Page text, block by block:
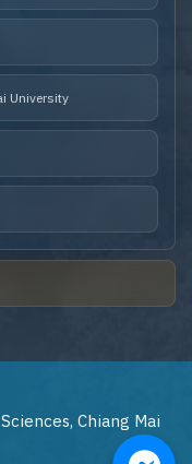
University
Chiang Mai